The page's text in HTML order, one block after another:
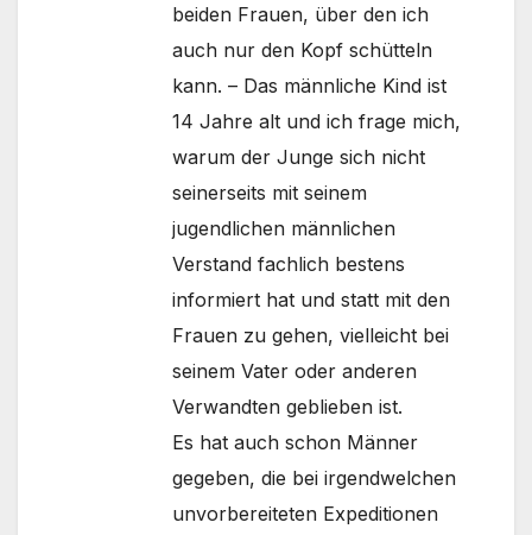
beiden Frauen, über den ich
auch nur den Kopf schütteln
kann. – Das männliche Kind ist
14 Jahre alt und ich frage mich,
warum der Junge sich nicht
seinerseits mit seinem
jugendlichen männlichen
Verstand fachlich bestens
informiert hat und statt mit den
Frauen zu gehen, vielleicht bei
seinem Vater oder anderen
Verwandten geblieben ist.
Es hat auch schon Männer
gegeben, die bei irgendwelchen
unvorbereiteten Expeditionen